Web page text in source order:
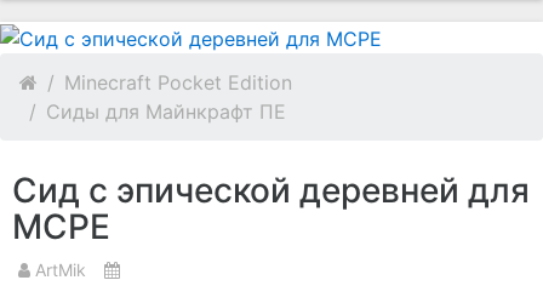
Minecraft Pocket Edition
Сиды для Майнкрафт ПЕ
Сид с эпической деревней для
MCPE
ArtMik